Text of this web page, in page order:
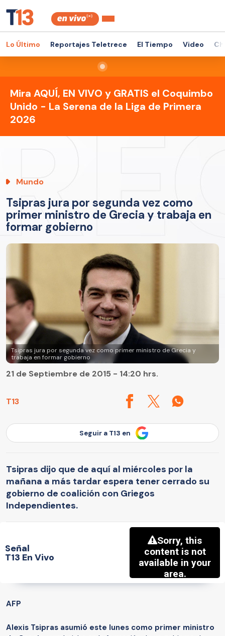
Lo Último Reportajes Teletrece El Tiempo Video
Mira AQUÍ, EN VIVO y GRATIS el Coquimbo
Unido - La Serena de la Liga de Primera
2026
Mundo
Tsipras jura por segunda vez como
primer ministro de Grecia y trabaja en
formar gobierno
Tsipras jura por segunda vez como primer ministro de Grecia y
trabaja en formar gobierno
T13
21 de Septiembre de 2015 - 14:20 hrs.
Seguir a T13 en
Tsipras dijo que de aquí al miércoles por la
mañana a más tardar espera tener cerrado su
gobierno de coalición con Griegos
Independientes.
Señal
T13 En Vivo
AFP
Alexis Tsipras asumió este lunes como primer ministro